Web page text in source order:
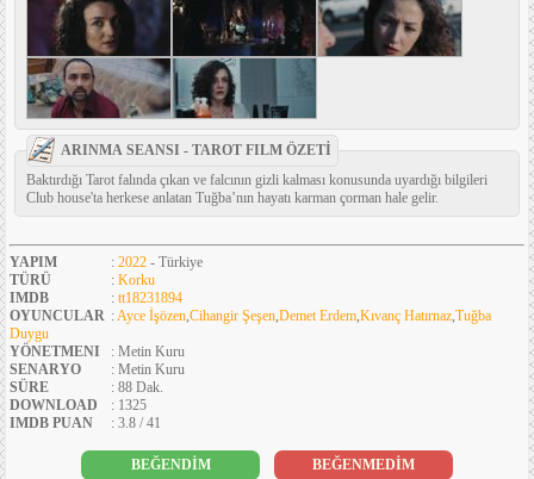
ARINMA SEANSI - TAROT FILM ÖZETİ
Baktırdığı Tarot falında çıkan ve falcının gizli kalması konusunda uyardığı bilgileri
Club house'ta herkese anlatan Tuğba’nın hayatı karman çorman hale gelir.
YAPIM : 2022 - Türkiye
TÜRÜ
: Korku
IMDB
: tt18231894
OYUNCULAR :Ayce İşözen,Cihangir Şeşen,Demet Erdem,Kıvanç Hatırnaz,Tuğba
Duygu
YÖNETMENI
: Metin Kuru
SENARYO
: Metin Kuru
SÜRE
: 88 Dak.
DOWNLOAD
: 1325
IMDB PUAN
: 3.8 / 41
BEĞENDİM
BEĞENMEDİM